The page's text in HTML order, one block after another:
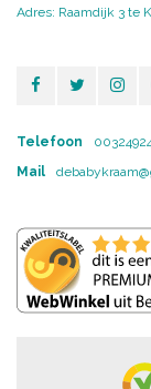
Adres: Raamdijk 3 te
Telefoon
Mail